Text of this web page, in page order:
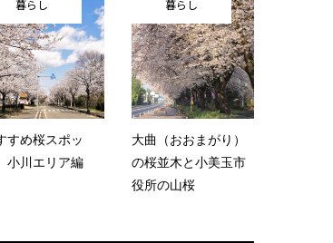
暮らし
すめ桜スポッ
小川エリア編
暮らし
大曲（おおまがり）
の桜並木と小美玉市
役所の山桜